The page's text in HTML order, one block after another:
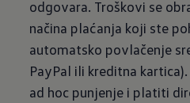
odgovara. Troškovi se
načina plaćanja koji ste
automatsko povlačenje
PayPal ili kreditna
ad hoc punjenje i platiti